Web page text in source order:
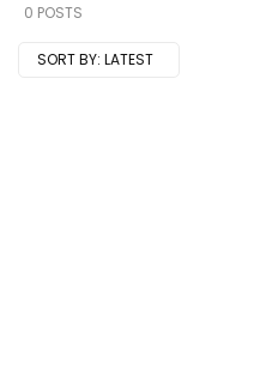
0 POSTS
SORT BY: LATEST